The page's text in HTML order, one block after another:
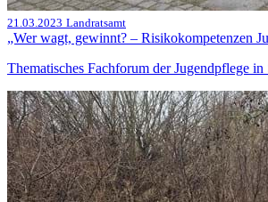
21.03.2023 Landratsamt
„Wer wagt, gewinnt? – Risikokompetenzen
Thematisches Fachforum der Jugendpflege